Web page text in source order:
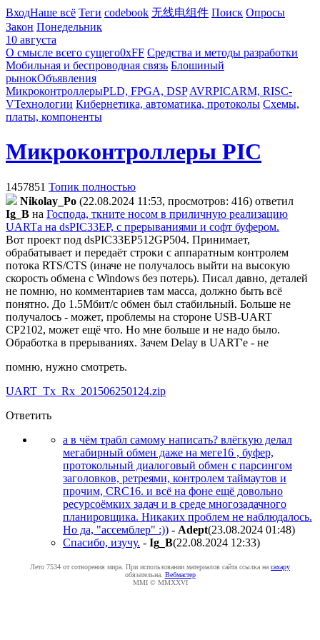
ВходНаше всё Теги codebook 无线电组件 Поиск Опросы
Закон Понедельник
10 августа
О смысле всего сущего0xFF Средства и методы разработки
Мобильная и беспроводная связь Блошиный
рынокОбъявления
МикроконтроллерыPLD, FPGA, DSP AVRPICARM, RISC-
VТехнологии Кибернетика, автоматика, протоколы Схемы,
платы, компоненты
Микроконтроллеры PIC
1457851 Топик полностью
Nikolay_Po (22.08.2024 11:53, просмотров: 416) ответил
Ig_B на Господа, ткните носом в приличную реализацию
UARTа на dsPIC33EP, с прерываниями и софт буфером.
Вот проект под dsPIC33EP512GP504. Принимает,
обрабатывает и передаёт строки с аппаратным контролем
потока RTS/CTS (иначе не получалось выйти на высокую
скорость обмена с Windows без потерь). Писал давно, деталей
не помню, но комментариев там масса, должно быть всё
понятно. До 1.5Мбит/с обмен был стабильный. Больше не
получалось - может, проблемы на стороне USB-UART
CP2102, может ещё что. Но мне больше и не надо было.
Обработка в прерываниях. Зачем Delay в UART'e - не
помню, нужно смотреть.
UART_Tx_Rx_201506250124.zip
Ответить
а в чём трабл самому написать? влёгкую делал
мегабирный обмен даже на меге16 , буфер,
протокольный диалоговый обмен с парсингом
заголовков, ретреями, контролем таймаутов и
прочим, CRC16. и всё на фоне ещё довольно
ресурсоёмких задач и в среде многозадачного
планировщика. Никаких проблем не наблюдалось.
Но да, "ассемблер" :)) - Adept(23.08.2024 01:48)
Спасибо, изучу. - Ig_B(22.08.2024 12:33)
Лето 7534 от сотворения мира. При использовании материалов сайта ссылка на caxapу
обязательна. Вебмастер
MMI © MMXXVI